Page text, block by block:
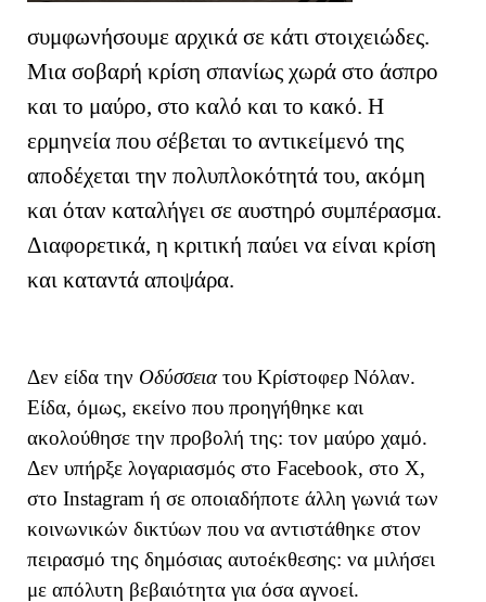
συμφωνήσουμε αρχικά σε κάτι στοιχειώδες.
Μια σοβαρή κρίση σπανίως χωρά στο άσπρο
και το μαύρο, στο καλό και το κακό. Η
ερμηνεία που σέβεται το αντικείμενό της
αποδέχεται την πολυπλοκότητά του, ακόμη
και όταν καταλήγει σε αυστηρό συμπέρασμα.
Διαφορετικά, η κριτική παύει να είναι κρίση
και καταντά αποψάρα.
Δεν είδα την Οδύσσειατου Κρίστοφερ Νόλαν.
Είδα, όμως, εκείνο που προηγήθηκε και
ακολούθησε την προβολή της: τον μαύρο χαμό.
Δεν υπήρξε λογαριασμός στο Facebook, στο X,
στο Instagram ή σε οποιαδήποτε άλλη γωνιά των
κοινωνικών δικτύων που να αντιστάθηκε στον
πειρασμό της δημόσιας αυτοέκθεσης: να μιλήσει
με απόλυτη βεβαιότητα για όσα αγνοεί.